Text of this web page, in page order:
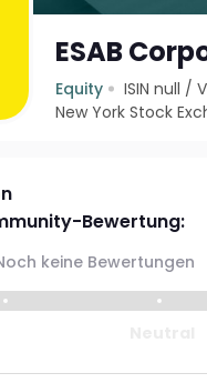
ESAB
Equity ISIN null /
New York Stock
Bewertung:
keine Bewertungen